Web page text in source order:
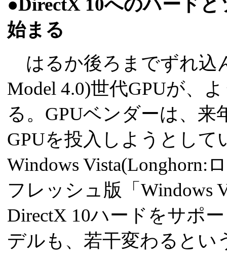
●DirectX 10へのハード
始まる
はるか後ろまでずれ込
Model 4.0)世代GPUが、
る。GPUベンダーは、来
GPUを投入しようとして
Windows Vista(Longhorn:
フレッシュ版「Windows
DirectX 10ハードをサポ
デルも、若干変わるとい